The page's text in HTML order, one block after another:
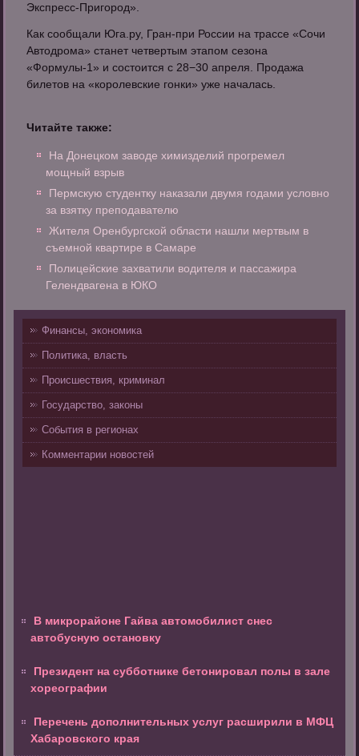
Экспресс-Пригород».
Как сообщали Юга.ру, Гран-при России на трассе «Сочи
Автодрома» станет четвертым этапом сезона
«Формулы-1» и состоится с 28−30 апреля. Продажа
билетов на «королевские гонки» уже началась.
Читайте также:
На Донецком заводе химизделий прогремел
мощный взрыв
Пермскую студентку наказали двумя годами условно
за взятку преподавателю
Жителя Оренбургской области нашли мертвым в
съемной квартире в Самаре
Полицейские захватили водителя и пассажира
Гелендвагена в ЮКО
Финансы, экономика
Политика, власть
Происшествия, криминал
Государство, законы
События в регионах
Комментарии новостей
В микрорайоне Гайва автомобилист снес
автобусную остановку
Президент на субботнике бетонировал полы в зале
хореографии
Перечень дополнительных услуг расширили в МФЦ
Хабаровского края